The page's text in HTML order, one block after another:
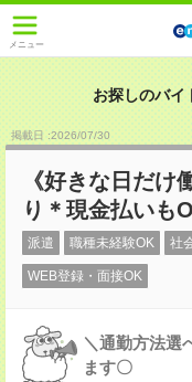
メニュー
お探しのバイ
掲載日 :2026/07/30
《好きな日だけ
り＊現金払いも
派遣 職種未経験OK 社
WEB登録・面接OK
＼通勤方法選
ます〇